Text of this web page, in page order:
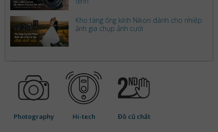
Kho tàng ống kính Nikon dành cho nhiếp
ảnh gia chụp ảnh cưới
Photography Hi-tech Đồ cũ chất